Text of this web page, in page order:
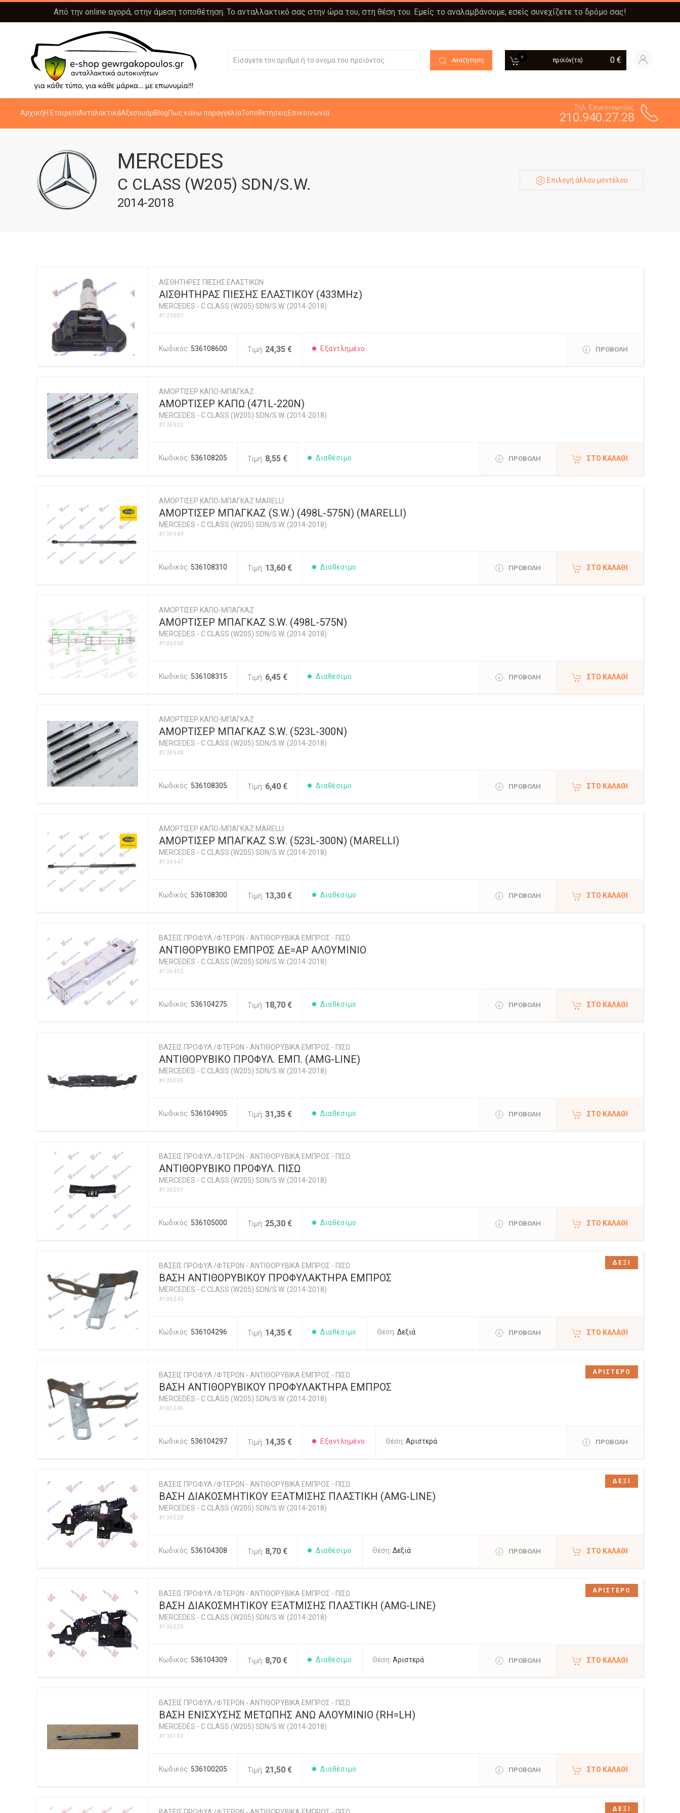
Από την online αγορά, στην άμεση τοποθέτηση. Το ανταλλακτικό σας στην ώρα του, στη θέση του. Εμείς το αναλαμβάνουμε, εσείς συνεχίζετε το δρόμο σας!
Αναζήτηση 0 προϊόν(τα) 0 €
ΑρχικήΗ ΕταιρείαΑνταλακτικάΑξεσουάρBlogΠως κάνω παραγγελίαΤοποθετήσειςΕπικοινωνία
Τηλ. Επικοινωνίας
210.940.27.28
MERCEDES
C CLASS (W205) SDN/S.W.
2014-2018
Επιλογή άλλου μοντέλου
ΑΙΣΘΗΤΗΡΕΣ ΠΙΕΣΗΣ ΕΛΑΣΤΙΚΩΝ
ΑΙΣΘΗΤΗΡΑΣ ΠΙΕΣΗΣ ΕΛΑΣΤΙΚΟΥ (433MHz)
MERCEDES - C CLASS (W205) SDN/S.W. (2014-2018)
#133887
Κωδικός: 536108600 Τιμή: 24,35 € Εξαντλημένο ΠΡΟΒΟΛΗ
ΑΜΟΡΤΙΣΕΡ ΚΑΠΟ-ΜΠΑΓΚΑΖ
ΑΜΟΡΤΙΣΕΡ ΚΑΠΩ (471L-220N)
MERCEDES - C CLASS (W205) SDN/S.W. (2014-2018)
#136933
Κωδικός: 536108205 Τιμή: 8,55 € Διαθέσιμο ΠΡΟΒΟΛΗ ΣΤΟ ΚΑΛΆΘΙ
ΑΜΟΡΤΙΣΕΡ ΚΑΠΟ-ΜΠΑΓΚΑΖ MARELLI
ΑΜΟΡΤΙΣΕΡ ΜΠΑΓΚΑΖ (S.W.) (498L-575N) (MARELLI)
MERCEDES - C CLASS (W205) SDN/S.W. (2014-2018)
#136949
Κωδικός: 536108310 Τιμή: 13,60 € Διαθέσιμο ΠΡΟΒΟΛΗ ΣΤΟ ΚΑΛΆΘΙ
ΑΜΟΡΤΙΣΕΡ ΚΑΠΟ-ΜΠΑΓΚΑΖ
ΑΜΟΡΤΙΣΕΡ ΜΠΑΓΚΑΖ S.W. (498L-575N)
MERCEDES - C CLASS (W205) SDN/S.W. (2014-2018)
#186398
Κωδικός: 536108315 Τιμή: 6,45 € Διαθέσιμο ΠΡΟΒΟΛΗ ΣΤΟ ΚΑΛΆΘΙ
ΑΜΟΡΤΙΣΕΡ ΚΑΠΟ-ΜΠΑΓΚΑΖ
ΑΜΟΡΤΙΣΕΡ ΜΠΑΓΚΑΖ S.W. (523L-300N)
MERCEDES - C CLASS (W205) SDN/S.W. (2014-2018)
#136948
Κωδικός: 536108305 Τιμή: 6,40 € Διαθέσιμο ΠΡΟΒΟΛΗ ΣΤΟ ΚΑΛΆΘΙ
ΑΜΟΡΤΙΣΕΡ ΚΑΠΟ-ΜΠΑΓΚΑΖ MARELLI
ΑΜΟΡΤΙΣΕΡ ΜΠΑΓΚΑΖ S.W. (523L-300N) (MARELLI)
MERCEDES - C CLASS (W205) SDN/S.W. (2014-2018)
#136947
Κωδικός: 536108300 Τιμή: 13,30 € Διαθέσιμο ΠΡΟΒΟΛΗ ΣΤΟ ΚΑΛΆΘΙ
ΒΑΣΕΙΣ ΠΡΟΦΥΛ./ΦΤΕΡΩΝ - ΑΝΤΙΘΟΡΥΒΙΚΑ ΕΜΠΡΟΣ - ΠΙΣΩ
ΑΝΤΙΘΟΡΥΒΙΚΟ ΕΜΠΡΟΣ ΔΕ=ΑΡ ΑΛΟΥΜΙΝΙΟ
MERCEDES - C CLASS (W205) SDN/S.W. (2014-2018)
#136492
Κωδικός: 536104275 Τιμή: 18,70 € Διαθέσιμο ΠΡΟΒΟΛΗ ΣΤΟ ΚΑΛΆΘΙ
ΒΑΣΕΙΣ ΠΡΟΦΥΛ./ΦΤΕΡΩΝ - ΑΝΤΙΘΟΡΥΒΙΚΑ ΕΜΠΡΟΣ - ΠΙΣΩ
ΑΝΤΙΘΟΡΥΒΙΚΟ ΠΡΟΦΥΛ. ΕΜΠ. (AMG-LINE)
MERCEDES - C CLASS (W205) SDN/S.W. (2014-2018)
#136595
Κωδικός: 536104905 Τιμή: 31,35 € Διαθέσιμο ΠΡΟΒΟΛΗ ΣΤΟ ΚΑΛΆΘΙ
ΒΑΣΕΙΣ ΠΡΟΦΥΛ./ΦΤΕΡΩΝ - ΑΝΤΙΘΟΡΥΒΙΚΑ ΕΜΠΡΟΣ - ΠΙΣΩ
ΑΝΤΙΘΟΡΥΒΙΚΟ ΠΡΟΦΥΛ. ΠΙΣΩ
MERCEDES - C CLASS (W205) SDN/S.W. (2014-2018)
#136597
Κωδικός: 536105000 Τιμή: 25,30 € Διαθέσιμο ΠΡΟΒΟΛΗ ΣΤΟ ΚΑΛΆΘΙ
ΒΑΣΕΙΣ ΠΡΟΦΥΛ./ΦΤΕΡΩΝ - ΑΝΤΙΘΟΡΥΒΙΚΑ ΕΜΠΡΟΣ - ΠΙΣΩ
ΒΑΣΗ ΑΝΤΙΘΟΡΥΒΙΚΟΥ ΠΡΟΦΥΛΑΚΤΗΡΑ ΕΜΠΡΟΣ
MERCEDES - C CLASS (W205) SDN/S.W. (2014-2018)
#186343
Κωδικός: 536104296 Τιμή: 14,35 € Διαθέσιμο Θέση: Δεξιά ΠΡΟΒΟΛΗ ΣΤΟ ΚΑΛΆΘΙ
ΔΕΞΙ
ΒΑΣΕΙΣ ΠΡΟΦΥΛ./ΦΤΕΡΩΝ - ΑΝΤΙΘΟΡΥΒΙΚΑ ΕΜΠΡΟΣ - ΠΙΣΩ
ΒΑΣΗ ΑΝΤΙΘΟΡΥΒΙΚΟΥ ΠΡΟΦΥΛΑΚΤΗΡΑ ΕΜΠΡΟΣ
MERCEDES - C CLASS (W205) SDN/S.W. (2014-2018)
#186346
Κωδικός: 536104297 Τιμή: 14,35 € Εξαντλημένο Θέση: Αριστερά ΠΡΟΒΟΛΗ
ΑΡΙΣΤΕΡΟ
ΒΑΣΕΙΣ ΠΡΟΦΥΛ./ΦΤΕΡΩΝ - ΑΝΤΙΘΟΡΥΒΙΚΑ ΕΜΠΡΟΣ - ΠΙΣΩ
ΒΑΣΗ ΔΙΑΚΟΣΜΗΤΙΚΟΥ ΕΞΑΤΜΙΣΗΣ ΠΛΑΣΤΙΚΗ (AMG-LINE)
MERCEDES - C CLASS (W205) SDN/S.W. (2014-2018)
#136528
Κωδικός: 536104308 Τιμή: 8,70 € Διαθέσιμο Θέση: Δεξιά ΠΡΟΒΟΛΗ ΣΤΟ ΚΑΛΆΘΙ
ΔΕΞΙ
ΒΑΣΕΙΣ ΠΡΟΦΥΛ./ΦΤΕΡΩΝ - ΑΝΤΙΘΟΡΥΒΙΚΑ ΕΜΠΡΟΣ - ΠΙΣΩ
ΒΑΣΗ ΔΙΑΚΟΣΜΗΤΙΚΟΥ ΕΞΑΤΜΙΣΗΣ ΠΛΑΣΤΙΚΗ (AMG-LINE)
MERCEDES - C CLASS (W205) SDN/S.W. (2014-2018)
#136529
Κωδικός: 536104309 Τιμή: 8,70 € Διαθέσιμο Θέση: Αριστερά ΠΡΟΒΟΛΗ ΣΤΟ ΚΑΛΆΘΙ
ΑΡΙΣΤΕΡΟ
ΒΑΣΕΙΣ ΠΡΟΦΥΛ./ΦΤΕΡΩΝ - ΑΝΤΙΘΟΡΥΒΙΚΑ ΕΜΠΡΟΣ - ΠΙΣΩ
ΒΑΣΗ ΕΝΙΣΧΥΣΗΣ ΜΕΤΩΠΗΣ ΑΝΩ ΑΛΟΥΜΙΝΙΟ (RH=LH)
MERCEDES - C CLASS (W205) SDN/S.W. (2014-2018)
#138193
Κωδικός: 536100205 Τιμή: 21,50 € Διαθέσιμο ΠΡΟΒΟΛΗ ΣΤΟ ΚΑΛΆΘΙ
ΔΕΞΙ